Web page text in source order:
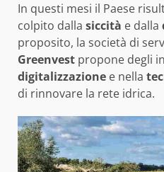
In questi mesi il Paese
colpito dalla siccità e dalla
proposito, la società di
Greenvest propone degli
digitalizzazione e nella
di rinnovare la rete idrica.